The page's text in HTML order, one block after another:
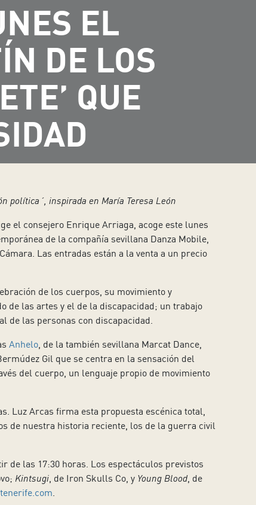
EL
DE LOS
QUE
política´, inspirada en María Teresa León
el consejero Enrique Arriaga, acoge este lunes
de la compañía sevillana Danza Mobile,
Las entradas están a la venta a un precio
de los cuerpos, su movimiento y
de las artes y el de la discapacidad; un trabajo
de las personas con discapacidad.
Anhelo, de la también sevillana Marcat Dance,
Gil que se centra en la sensación del
del cuerpo, un lenguaje propio de movimiento
Luz Arcas firma esta propuesta escénica total,
de nuestra historia reciente, los de la guerra civil
de las 17:30 horas. Los espectáculos previstos
Kintsugi, de Iron Skulls Co, y Young Blood, de
.